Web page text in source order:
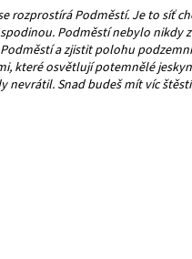
rozprostírá Podměstí. Je to síť
Podměstí nebylo nikdy
a zjistit polohu
které osvětlují potemnělé
nevrátil. Snad budeš mít víc